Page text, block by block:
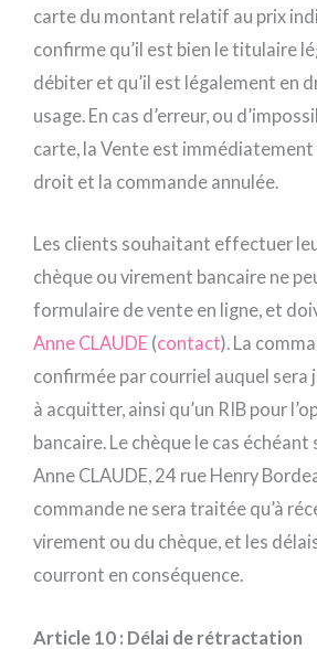
carte du montant relatif au prix
confirme qu’il est bien le titulaire
débiter et qu’il est légalement en
usage. En cas d’erreur, ou
carte, la Vente est immédiatement
droit et la commande annulée.
Les clients souhaitant effectuer
chèque ou virement bancaire ne
formulaire de vente en ligne, et
Anne CLAUDE (contact). La
confirmée par courriel auquel
à acquitter, ainsi qu’un RIB pour
bancaire. Le chèque le cas échéant
Anne CLAUDE, 24 rue Henry
commande ne sera traitée qu’à
virement ou du chèque, et les
courront en conséquence.
Article 10 : Délai de rétractation